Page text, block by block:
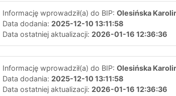
Informację wprowadził(a) do BIP: Olesińska
Data dodania: 2025-12-10 13:11:58
Data ostatniej aktualizacji: 2026-01-16 12:36:36
Informację wprowadził(a) do BIP: Olesińska
Data dodania: 2025-12-10 13:11:58
Data ostatniej aktualizacji: 2026-01-16 12:36:36